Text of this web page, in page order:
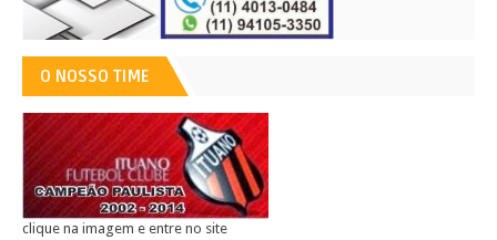
O NOSSO TIME
clique na imagem e entre no site